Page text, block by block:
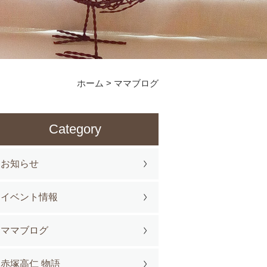
ホーム > ママブログ
Category
お知らせ
イベント情報
ママブログ
赤塚高仁 物語